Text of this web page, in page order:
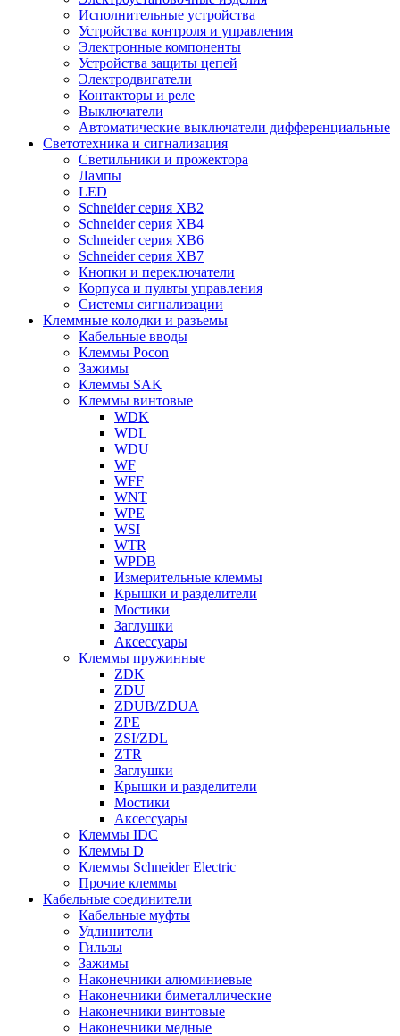
Исполнительные устройства
Устройства контроля и управления
Электронные компоненты
Устройства защиты цепей
Электродвигатели
Контакторы и реле
Выключатели
Автоматические выключатели дифференциальные
Светотехника и сигнализация
Светильники и прожектора
Лампы
LED
Schneider серия XB2
Schneider серия XB4
Schneider серия XB6
Schneider серия XB7
Кнопки и переключатели
Корпуса и пульты управления
Системы сигнализации
Клеммные колодки и разъемы
Кабельные вводы
Клеммы Pocon
Зажимы
Клеммы SAK
Клеммы винтовые
WDK
WDL
WDU
WF
WFF
WNT
WPE
WSI
WTR
WPDB
Измерительные клеммы
Крышки и разделители
Мостики
Заглушки
Аксессуары
Клеммы пружинные
ZDK
ZDU
ZDUB/ZDUA
ZPE
ZSI/ZDL
ZTR
Заглушки
Крышки и разделители
Мостики
Аксессуары
Клеммы IDC
Клеммы D
Клеммы Schneider Electric
Прочие клеммы
Кабельные соединители
Кабельные муфты
Удлинители
Гильзы
Зажимы
Наконечники алюминиевые
Наконечники биметаллические
Наконечники винтовые
Наконечники медные